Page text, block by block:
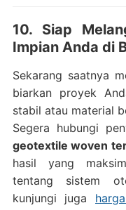
10. Siap
Impian Anda di
Sekarang saatnya
biarkan proyek
stabil atau material
Segera hubungi
geotextile woven
hasil yang
tentang sistem
kunjungi juga